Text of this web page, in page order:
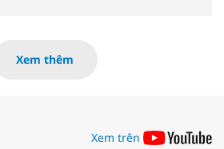
Xem thêm
Xem trên